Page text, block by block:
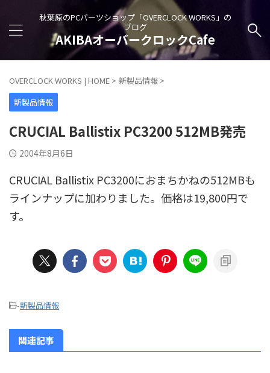
秋葉原のPCパーツショップ「OVERCLOCK WORKS」の
ブログ
AKIBAオーバークロックCafe
OVERCLOCK WORKS | HOME > 新製品情報 >
新製品情報
CRUCIAL Ballistix PC3200 512MB発売
2004年8月6日
CRUCIAL Ballistix PC3200におまちかねの512MBも
ラインナップに加わりました。価格は19,800円で
す。
-新製品情報
関連記事